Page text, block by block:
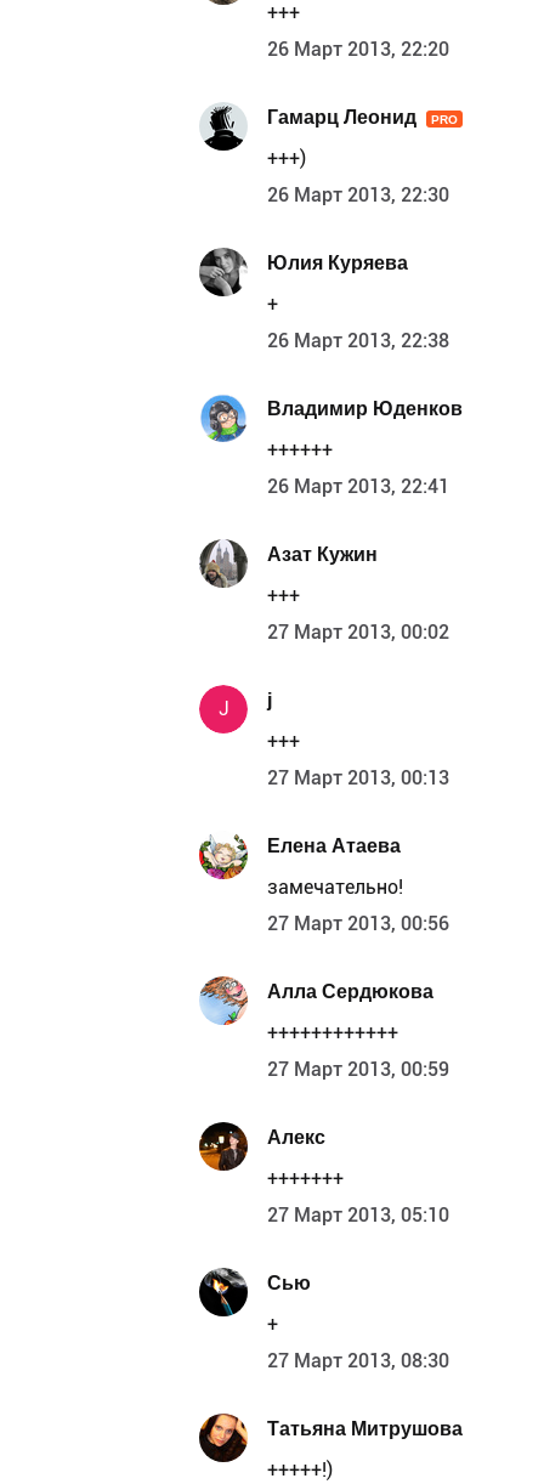
+++
26 Март 2013, 22:20
Гамарц Леонид PRO
+++)
26 Март 2013, 22:30
Юлия Куряева
+
26 Март 2013, 22:38
Владимир Юденков
++++++
26 Март 2013, 22:41
Азат Кужин
+++
27 Март 2013, 00:02
J j
+++
27 Март 2013, 00:13
Елена Атаева
замечательно!
27 Март 2013, 00:56
Алла Сердюкова
++++++++++++
27 Март 2013, 00:59
Алекс
+++++++
27 Март 2013, 05:10
Сью
+
27 Март 2013, 08:30
Татьяна Митрушова
+++++!)